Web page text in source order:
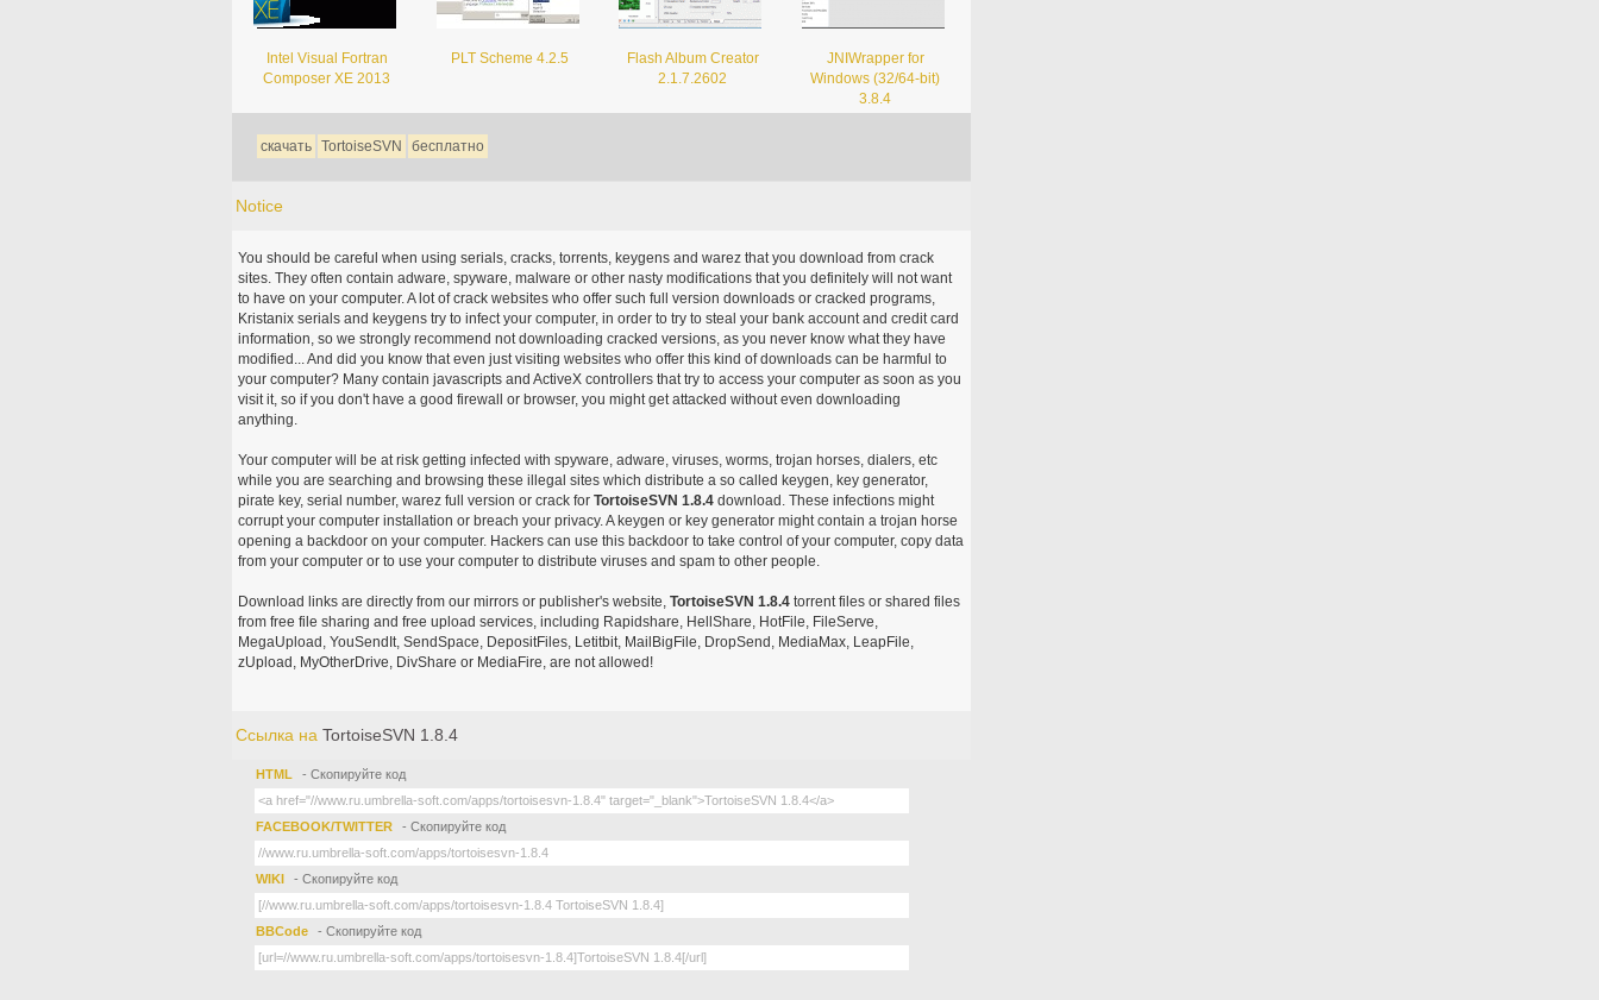
Intel Visual Fortran
Composer XE 2013
PLT Scheme 4.2.5
Flash Album Creator
2.1.7.2602
JNIWrapper for
Windows (32/64-bit)
3.8.4
скачать TortoiseSVN бесплатно
Notice
You should be careful when using serials, cracks, torrents, keygens and warez that you download from crack
sites. They often contain adware, spyware, malware or other nasty modifications that you definitely will not want
to have on your computer. A lot of crack websites who offer such full version downloads or cracked programs,
Kristanix serials and keygens try to infect your computer, in order to try to steal your bank account and credit card
information, so we strongly recommend not downloading cracked versions, as you never know what they have
modified... And did you know that even just visiting websites who offer this kind of downloads can be harmful to
your computer? Many contain javascripts and ActiveX controllers that try to access your computer as soon as you
visit it, so if you don't have a good firewall or browser, you might get attacked without even downloading
anything.
Your computer will be at risk getting infected with spyware, adware, viruses, worms, trojan horses, dialers, etc
while you are searching and browsing these illegal sites which distribute a so called keygen, key generator,
pirate key, serial number, warez full version or crack for TortoiseSVN 1.8.4download. These infections might
corrupt your computer installation or breach your privacy. A keygen or key generator might contain a trojan horse
opening a backdoor on your computer. Hackers can use this backdoor to take control of your computer, copy data
from your computer or to use your computer to distribute viruses and spam to other people.
Download links are directly from our mirrors or publisher's website, TortoiseSVN 1.8.4torrent files or shared files
from free file sharing and free upload services, including Rapidshare, HellShare, HotFile, FileServe,
MegaUpload, YouSendIt, SendSpace, DepositFiles, Letitbit, MailBigFile, DropSend, MediaMax, LeapFile,
zUpload, MyOtherDrive, DivShare or MediaFire, are not allowed!
Ссылка на TortoiseSVN 1.8.4
HTML - Скопируйте код
FACEBOOK/TWITTER - Скопируйте код
WIKI - Скопируйте код
BBCode - Скопируйте код